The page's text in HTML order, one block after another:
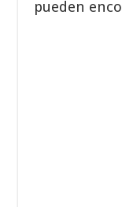
pueden